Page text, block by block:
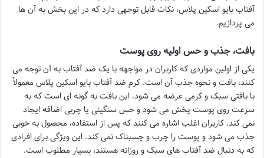
آفتاب بایو اسکین پلاس، نکات قابل توجهی دارد که در این بخش به آن ها
می پردازیم.
بافت، جذب و حس اولیه روی پوست
یکی از اولین مواردی که کاربران در مواجهه با یک ضد آفتاب به آن توجه می
کنند، بافت و نحوه جذب آن است. کرم ضد آفتاب بایو اسکین پلاس معمولاً
با بافتی سبک و کرمی عرضه می شود. این بافت به گونه ای است که به
سرعت روی پوست پخش می شود و حس سنگینی یا چربی اضافه ایجاد
نمی کند. کاربران اغلب اشاره می کنند که پس از استفاده، محصول به خوبی
جذب می شود و پوست را چرب و چسبناک نمی کند. این ویژگی برای افرادی
که به دنبال ضد آفتاب های سبک و روزانه هستند، بسیار مطلوب است.